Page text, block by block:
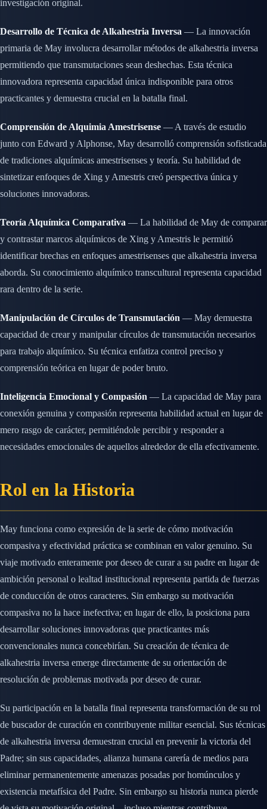
investigación original.
Desarrollo de Técnica de Alkahestria Inversa — La innovación
primaria de May involucra desarrollar métodos de alkahestria inversa
permitiendo que transmutaciones sean deshechas. Esta técnica
innovadora representa capacidad única indisponible para otros
practicantes y demuestra crucial en la batalla final.
Comprensión de Alquimia Amestrisense — A través de estudio
junto con Edward y Alphonse, May desarrolló comprensión sofisticada
de tradiciones alquímicas amestrisenses y teoría. Su habilidad de
sintetizar enfoques de Xing y Amestris creó perspectiva única y
soluciones innovadoras.
Teoría Alquímica Comparativa — La habilidad de May de comparar
y contrastar marcos alquímicos de Xing y Amestris le permitió
identificar brechas en enfoques amestrisenses que alkahestria inversa
aborda. Su conocimiento alquímico transcultural representa capacidad
rara dentro de la serie.
Manipulación de Círculos de Transmutación — May demuestra
capacidad de crear y manipular círculos de transmutación necesarios
para trabajo alquímico. Su técnica enfatiza control preciso y
comprensión teórica en lugar de poder bruto.
Inteligencia Emocional y Compasión — La capacidad de May para
conexión genuina y compasión representa habilidad actual en lugar de
mero rasgo de carácter, permitiéndole percibir y responder a
necesidades emocionales de aquellos alrededor de ella efectivamente.
Rol en la Historia
May funciona como expresión de la serie de cómo motivación
compasiva y efectividad práctica se combinan en valor genuino. Su
viaje motivado enteramente por deseo de curar a su padre en lugar de
ambición personal o lealtad institucional representa partida de fuerzas
de conducción de otros caracteres. Sin embargo su motivación
compasiva no la hace inefectiva; en lugar de ello, la posiciona para
desarrollar soluciones innovadoras que practicantes más
convencionales nunca concebirían. Su creación de técnica de
alkahestria inversa emerge directamente de su orientación de
resolución de problemas motivada por deseo de curar.
Su participación en la batalla final representa transformación de su rol
de buscador de curación en contribuyente militar esencial. Sus técnicas
de alkahestria inversa demuestran crucial en prevenir la victoria del
Padre; sin sus capacidades, alianza humana carería de medios para
eliminar permanentemente amenazas posadas por homúnculos y
existencia metafísica del Padre. Sin embargo su historia nunca pierde